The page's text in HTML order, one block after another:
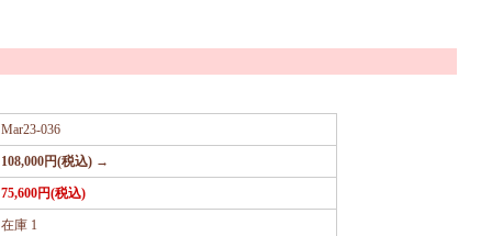
Mar23-036
108,000円(税込) →
75,600円(税込)
在庫 1